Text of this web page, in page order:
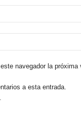
navegador la próxima
a esta entrada.